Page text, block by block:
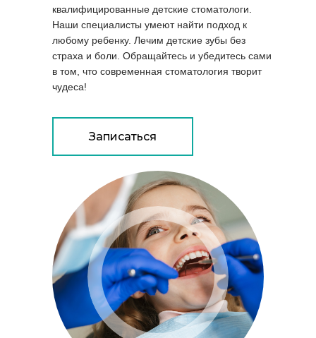
квалифицированные детские стоматологи.
Наши специалисты умеют найти подход к
любому ребенку. Лечим детские зубы без
страха и боли. Обращайтесь и убедитесь сами
в том, что современная стоматология творит
чудеса!
Записаться